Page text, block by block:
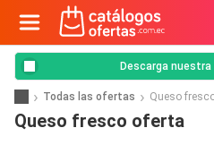
Descarga
Todas las ofertas Queso
Queso fresco oferta